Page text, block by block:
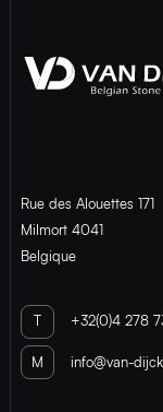
Rue des Alouettes 171
Milmort 4041
Belgique
+32(0)4 278
M info@van-